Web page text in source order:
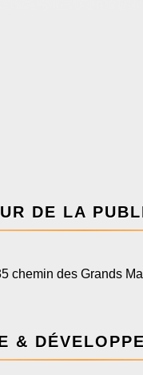
DE LA
chemin des Grands
&